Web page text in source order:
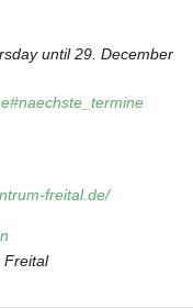
until 29. December
freital.de/
Freital